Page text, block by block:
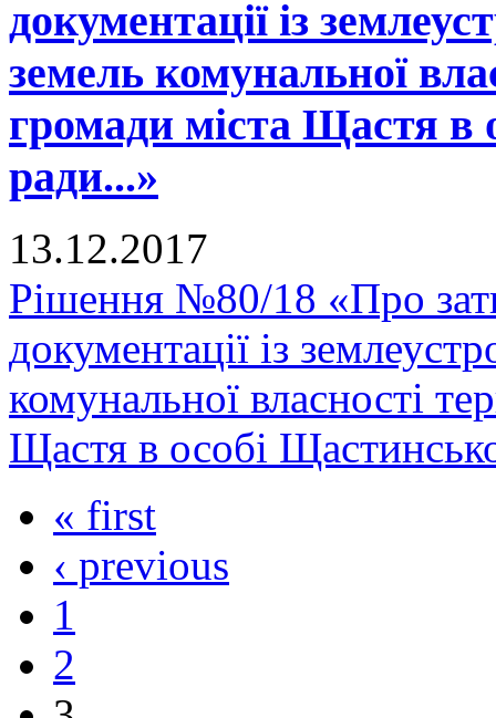
документації із
земель комунальної
громади міста Щастя в
ради...»
13.12.2017
Рішення №80/18 «Про
документації із
комунальної власності
Щастя в особі
« first
‹ previous
1
2